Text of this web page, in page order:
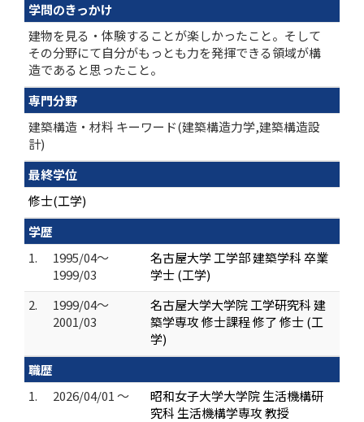
学問のきっかけ
建物を見る・体験することが楽しかったこと。そして
その分野にて自分がもっとも力を発揮できる領域が構
造であると思ったこと。
専門分野
建築構造・材料 キーワード(建築構造力学,建築構造設
計)
最終学位
修士(工学)
学歴
1.
1995/04～
1999/03
名古屋大学 工学部 建築学科 卒業
学士 (工学)
2.
1999/04～
2001/03
名古屋大学大学院 工学研究科 建
築学専攻 修士課程 修了 修士 (工
学)
職歴
1.
2026/04/01 ～
昭和女子大学大学院 生活機構研
究科 生活機構学専攻 教授